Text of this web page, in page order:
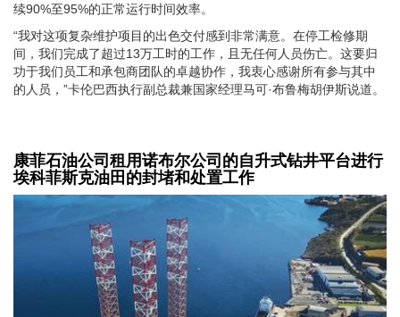
续90%至95%的正常运行时间效率。
“我对这项复杂维护项目的出色交付感到非常满意。在停工检修期
间，我们完成了超过13万工时的工作，且无任何人员伤亡。这要归
功于我们员工和承包商团队的卓越协作，我衷心感谢所有参与其中
的人员，”卡伦巴西执行副总裁兼国家经理马可·布鲁梅胡伊斯说道。
康菲石油公司租用诺布尔公司的自升式钻井平台进行
埃科菲斯克油田的封堵和处置工作